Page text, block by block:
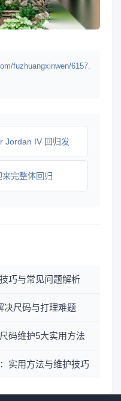
fuzhuangxinwen/6157.
Jordan IV 回归发
完整体回归
巧与常见问题解析
决尺码与打理难题
码维护5大实用方法
实用方法与维护技巧